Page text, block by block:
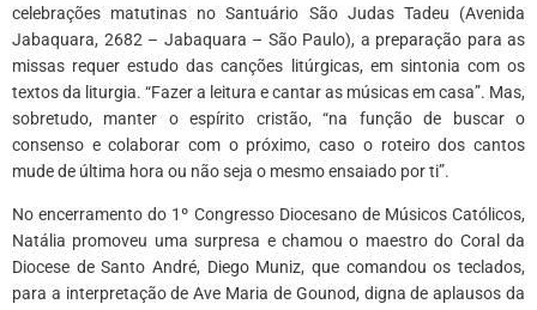
celebrações matutinas no Santuário São Judas Tadeu (Avenida
Jabaquara, 2682 – Jabaquara – São Paulo), a preparação para as
missas requer estudo das canções litúrgicas, em sintonia com os
textos da liturgia. “Fazer a leitura e cantar as músicas em casa”. Mas,
sobretudo, manter o espírito cristão, “na função de buscar o
consenso e colaborar com o próximo, caso o roteiro dos cantos
mude de última hora ou não seja o mesmo ensaiado por ti”.
No encerramento do 1º Congresso Diocesano de Músicos Católicos,
Natália promoveu uma surpresa e chamou o maestro do Coral da
Diocese de Santo André, Diego Muniz, que comandou os teclados,
para a interpretação de Ave Maria de Gounod, digna de aplausos da